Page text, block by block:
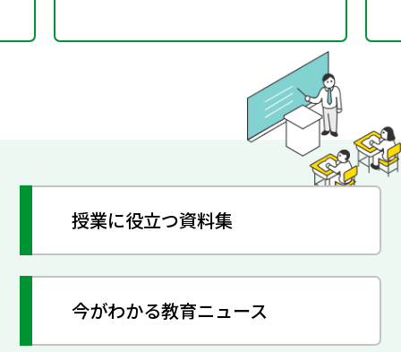
授業に役立つ資料集
今がわかる教育ニュース